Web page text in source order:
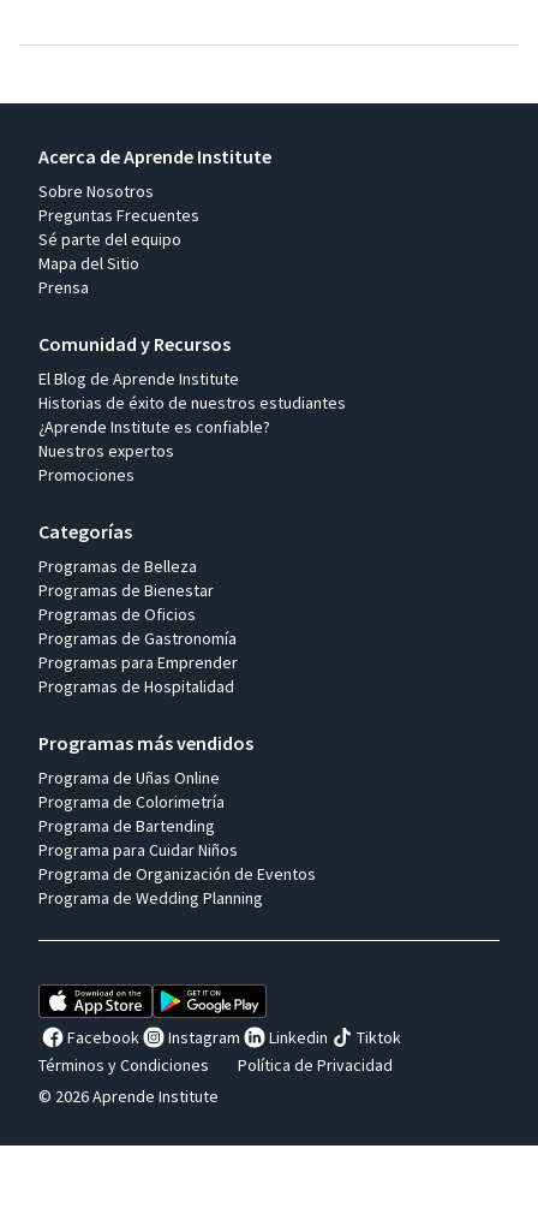
Acerca de Aprende Institute
Sobre Nosotros
Preguntas Frecuentes
Sé parte del equipo
Mapa del Sitio
Prensa
Comunidad y Recursos
El Blog de Aprende Institute
Historias de éxito de nuestros estudiantes
¿Aprende Institute es confiable?
Nuestros expertos
Promociones
Categorías
Programas de Belleza
Programas de Bienestar
Programas de Oficios
Programas de Gastronomía
Programas para Emprender
Programas de Hospitalidad
Programas más vendidos
Programa de Uñas Online
Programa de Colorimetría
Programa de Bartending
Programa para Cuidar Niños
Programa de Organización de Eventos
Programa de Wedding Planning
Facebook Instagram Linkedin
Tiktok
Términos y Condiciones
Política de Privacidad
© 2026 Aprende Institute